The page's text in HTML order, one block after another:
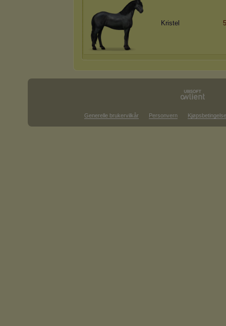
Kristel
Generelle brukervilkår Personvern